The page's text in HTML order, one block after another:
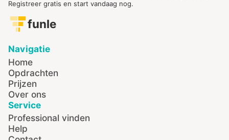
Registreer gratis en start vandaag nog.
funle
Navigatie
Home
Opdrachten
Prijzen
Over ons
Service
Professional vinden
Help